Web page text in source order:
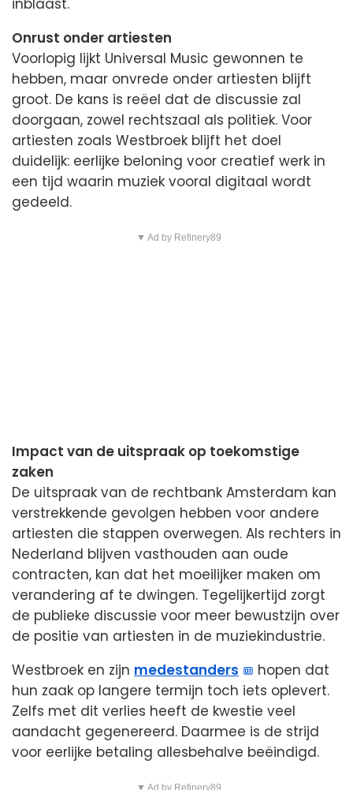
Onrust onder artiesten
Voorlopig lijkt Universal Music gewonnen te
hebben, maar onvrede onder artiesten blijft
groot. De kans is reëel dat de discussie zal
doorgaan, zowel rechtszaal als politiek. Voor
artiesten zoals Westbroek blijft het doel
duidelijk: eerlijke beloning voor creatief werk in
een tijd waarin muziek vooral digitaal wordt
gedeeld.
▼ Ad by Refinery89
Impact van de uitspraak op toekomstige
zaken
De uitspraak van de rechtbank Amsterdam kan
verstrekkende gevolgen hebben voor andere
artiesten die stappen overwegen. Als rechters in
Nederland blijven vasthouden aan oude
contracten, kan dat het moeilijker maken om
verandering af te dwingen. Tegelijkertijd zorgt
de publieke discussie voor meer bewustzijn over
de positie van artiesten in de muziekindustrie.
Westbroek en zijn medestanders
hopen dat
hun zaak op langere termijn toch iets oplevert.
Zelfs met dit verlies heeft de kwestie veel
aandacht gegenereerd. Daarmee is de strijd
voor eerlijke betaling allesbehalve beëindigd.
▼ Ad by Refinery89